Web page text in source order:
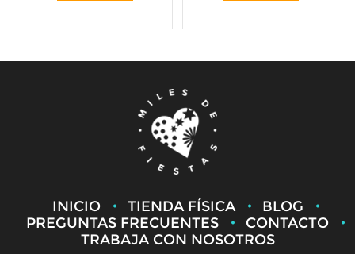
INICIO TIENDA FÍSICA
BLOG
PREGUNTAS FRECUENTES
CONTACTO
TRABAJA CON NOSOTROS